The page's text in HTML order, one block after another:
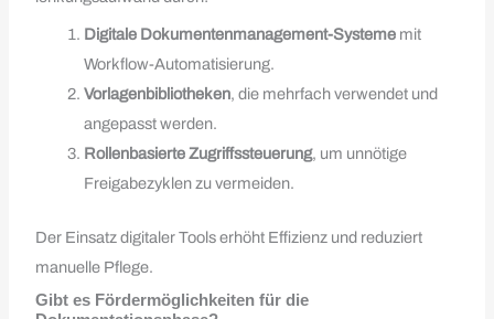
Digitale Dokumentenmanagement-Systeme mit
Workflow-Automatisierung.
Vorlagenbibliotheken, die mehrfach verwendet und
angepasst werden.
Rollenbasierte Zugriffssteuerung, um unnötige
Freigabe­zyklen zu vermeiden.
Der Einsatz digitaler Tools erhöht Effizienz und reduziert
manuelle Pflege.
Gibt es Fördermöglichkeiten für die